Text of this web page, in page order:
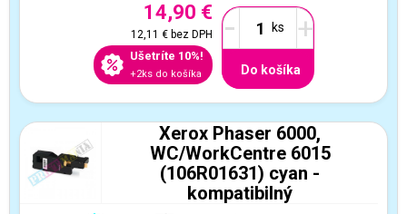
14,90 €
12,11 €bez DPH
Ušetríte 10%!
+2ks do košíka
- +
Do košíka
Xerox Phaser 6000,
WC/WorkCentre 6015
(106R01631) cyan -
kompatibilný